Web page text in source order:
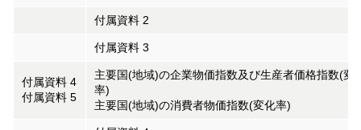
付属資料 2
付属資料 3
付属資料 4
付属資料 5
主要国(地域)の企業物価指数及び生産者価格指数(変
率)
主要国(地域)の消費者物価指数(変化率)